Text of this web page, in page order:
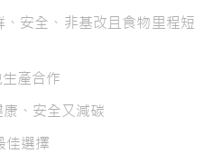
安全、非基改且食物里程短
產合作
、安全又減碳
佳選擇